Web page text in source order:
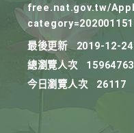
free.nat.gov.tw/
最後更新
2019-12-24
總瀏覽人次
15964763
今日瀏覽人次
26117